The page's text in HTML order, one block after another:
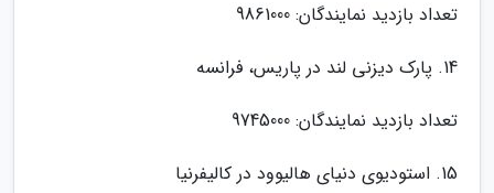
تعداد بازدید نمایندگان: 9861000
14. پارک دیزنی لند در پاریس، فرانسه
تعداد بازدید نمایندگان: 9745000
15. استودیوی دنیای هالیوود در کالیفرنیا